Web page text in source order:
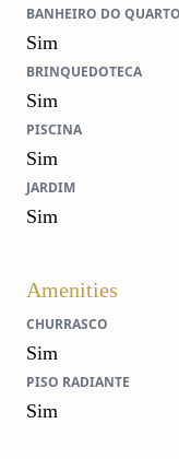
BANHEIRO DO
Sim
BRINQUEDOTECA
Sim
PISCINA
Sim
JARDIM
Sim
Amenities
CHURRASCO
Sim
PISO RADIANTE
Sim